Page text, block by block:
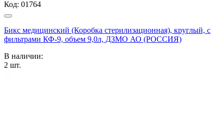
Код: 01764
Бикс медицинский (Коробка стерилизационная), круглый, с
фильтрами КФ-9, объем 9,0л, ДЗМО АО (РОССИЯ)
В наличии:
2 шт.